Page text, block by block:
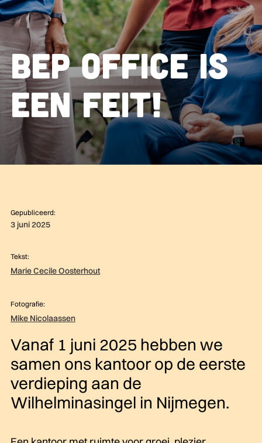
BEP Office is
een feit!
Gepubliceerd:
3 juni 2025
Tekst:
Marie Cecile Oosterhout
Fotografie:
Mike Nicolaassen
Vanaf 1 juni 2025 hebben we
samen ons kantoor op de eerste
verdieping aan de
Wilhelminasingel in Nijmegen.